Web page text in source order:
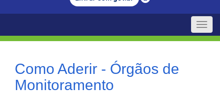
Legislação
Toggle
Como Aderir - Órgãos de
Monitoramento